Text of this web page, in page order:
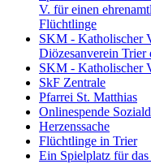
V. für einen
Flüchtlinge
SKM - Katholischer
Diözesanverein Trier
SKM - Katholischer
SkF Zentrale
Pfarrei St. Matthias
Onlinespende
Herzenssache
Flüchtlinge in Trier
Ein Spielplatz für